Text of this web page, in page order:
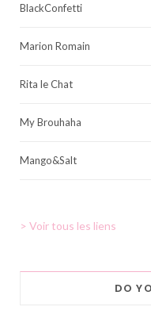
BlackConfetti
Marion Romain
Rita le Chat
My Brouhaha
Mango&Salt
> Voir tous les liens
DO